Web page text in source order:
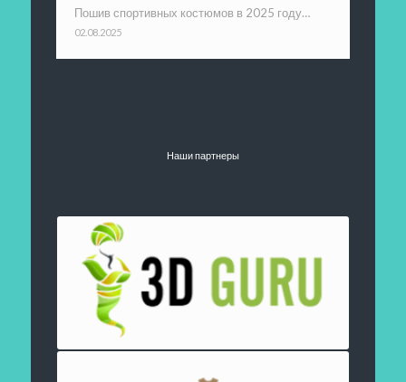
Пошив спортивных костюмов в 2025 году…
02.08.2025
Наши партнеры